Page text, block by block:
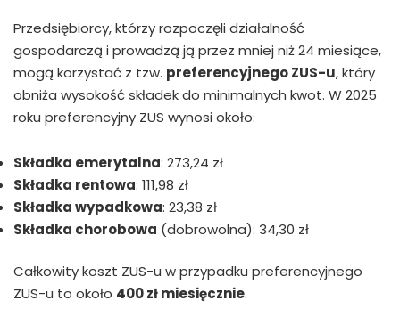
Przedsiębiorcy, którzy rozpoczęli działalność
gospodarczą i prowadzą ją przez mniej niż 24 miesiące,
mogą korzystać z tzw. preferencyjnego ZUS-u, który
obniża wysokość składek do minimalnych kwot. W 2025
roku preferencyjny ZUS wynosi około:
Składka emerytalna: 273,24 zł
Składka rentowa: 111,98 zł
Składka wypadkowa: 23,38 zł
Składka chorobowa (dobrowolna): 34,30 zł
Całkowity koszt ZUS-u w przypadku preferencyjnego
ZUS-u to około 400 zł miesięcznie.